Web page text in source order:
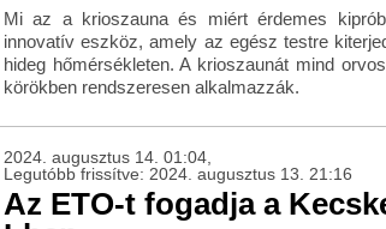
Mi az a krioszauna és miért érdemes
innovatív eszköz, amely az egész testre
hideg hőmérsékleten. A krioszaunát mind
körökben rendszeresen alkalmazzák.
2024. augusztus 14. 01:04,
Legutóbb frissítve: 2024. augusztus 13. 21:16
Az ETO-t fogadja a